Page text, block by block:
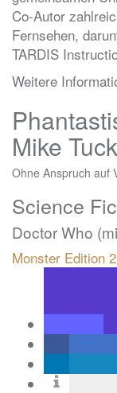
Co-Autor
Fernsehen,
TARDIS
Weitere
Mike
Ohne Anspruch auf
Science
Doctor Who
Monster Edition